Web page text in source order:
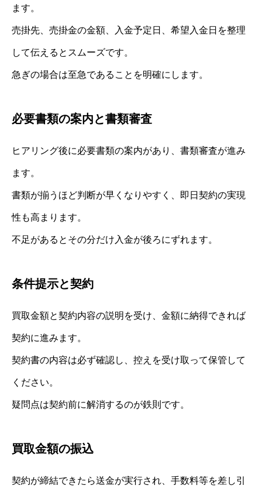
ます。
売掛先、売掛金の金額、入金予定日、希望入金日を整理
して伝えるとスムーズです。
急ぎの場合は至急であることを明確にします。
必要書類の案内と書類審査
ヒアリング後に必要書類の案内があり、書類審査が進み
ます。
書類が揃うほど判断が早くなりやすく、即日契約の実現
性も高まります。
不足があるとその分だけ入金が後ろにずれます。
条件提示と契約
買取金額と契約内容の説明を受け、金額に納得できれば
契約に進みます。
契約書の内容は必ず確認し、控えを受け取って保管して
ください。
疑問点は契約前に解消するのが鉄則です。
買取金額の振込
契約が締結できたら送金が実行され、手数料等を差し引